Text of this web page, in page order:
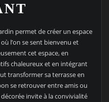
permet de créer un espace
l’on se sent bienvenu et
cet espace, en
chaleureux et en intégrant
transformer sa terrasse en
se retrouver entre amis ou
invite à la convivialité